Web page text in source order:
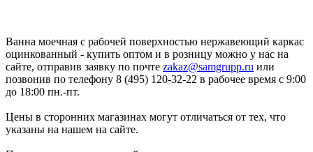
Ванна моечная с рабочей поверхностью нержавеющий каркас
оцинкованный - купить оптом и в розницу можно у нас на
сайте, отправив заявку по почте zakaz@samgrupp.ru или
позвонив по телефону 8 (495) 120-32-22 в рабочее время с 9:00
до 18:00 пн.-пт.
Цены в сторонних магазинах могут отличаться от тех, что
указаны на нашем на сайте.